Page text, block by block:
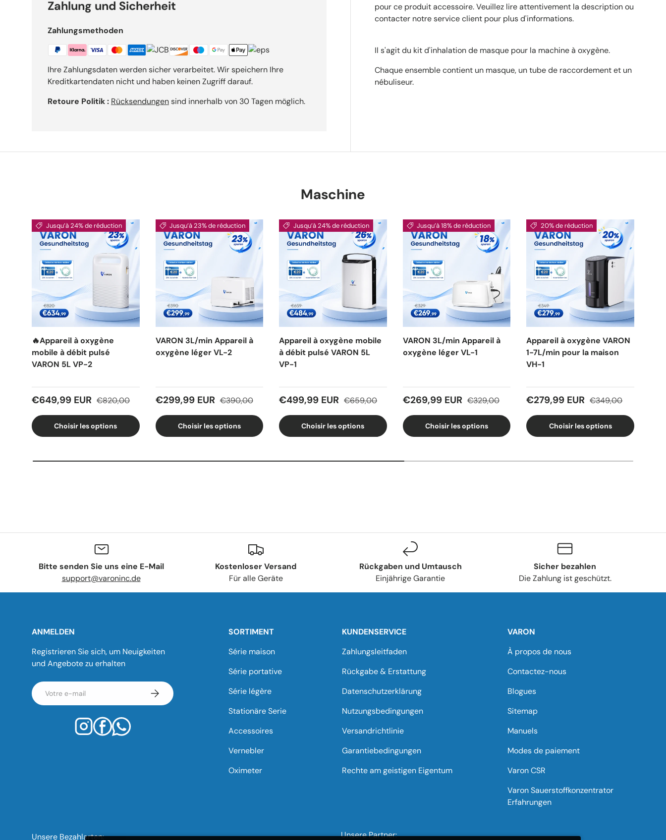
pour ce produit accessoire. Veuillez lire attentivement la description ou
contacter notre service client pour plus d'informations.
Il s'agit du kit d'inhalation de masque pour la machine à oxygène.
Chaque ensemble contient un masque, un tube de raccordement et un
nébuliseur.
Zahlung und Sicherheit
Zahlungsmethoden
Ihre Zahlungsdaten werden sicher verarbeitet. Wir speichern Ihre
Kreditkartendaten nicht und haben keinen Zugriff darauf.
Retoure Politik : Rücksendungensind innerhalb von 30 Tagen möglich.
Maschine
Jusqu’à 24% de réduction
🔥Appareil à oxygène
mobile à débit pulsé
VARON 5L VP-2
€649,99 EUR €820,00
Choisir les options
Jusqu’à 23% de réduction
VARON 3L/min Appareil à
oxygène léger VL-2
€299,99 EUR €390,00
Choisir les options
Jusqu’à 24% de réduction
Appareil à oxygène mobile
à débit pulsé VARON 5L
VP-1
€499,99 EUR €659,00
Choisir les options
Jusqu’à 18% de réduction
VARON 3L/min Appareil à
oxygène léger VL-1
€269,99 EUR €329,00
Choisir les options
20% de réduction
Appareil à oxygène VARON
1-7L/min pour la maison
VH-1
€279,99 EUR €349,00
Choisir les options
Bitte senden Sie uns eine E-Mail
support@varoninc.de
Kostenloser Versand
Für alle Geräte
Rückgaben und Umtausch
Einjährige Garantie
Sicher bezahlen
Die Zahlung ist geschützt.
ANMELDEN
Registrieren Sie sich, um Neuigkeiten
und Angebote zu erhalten
E-mail S’inscrire
SORTIMENT
Série maison
Série portative
Série légère
Stationäre Serie
Accessoires
Vernebler
Oximeter
KUNDENSERVICE
Zahlungsleitfaden
Rückgabe & Erstattung
Datenschutzerklärung
Nutzungsbedingungen
Versandrichtlinie
Garantiebedingungen
Rechte am geistigen Eigentum
VARON
À propos de nous
Contactez-nous
Blogues
Sitemap
Manuels
Modes de paiement
Varon CSR
Varon Sauerstoffkonzentrator
Erfahrungen
Moyens de paiement acceptés
Unsere Bezahlarten: Unsere Partner: